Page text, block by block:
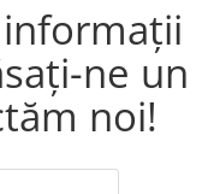
ne un
noi!